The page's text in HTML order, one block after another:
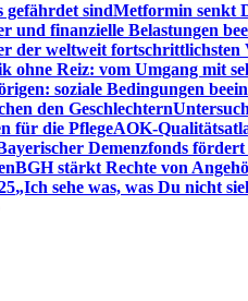
gefährdet sindMetformin senkt
und finanzielle Belastungen
der weltweit fortschrittlichsten
ohne Reiz: vom Umgang mit
soziale Bedingungen
den Geschlechtern
für die PflegeAOK-
Demenzfonds
BGH stärkt Rechte von
„Ich sehe was, was Du nicht